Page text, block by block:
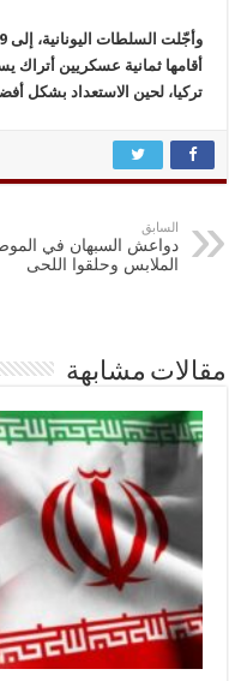
أقامها ثمانية عسكريين أتراك
تركيا، لحين الاستعداد بشكل
السابق
دواعش السبهان في
الملابس وحلقوا اللحى
مقالات مشابهة